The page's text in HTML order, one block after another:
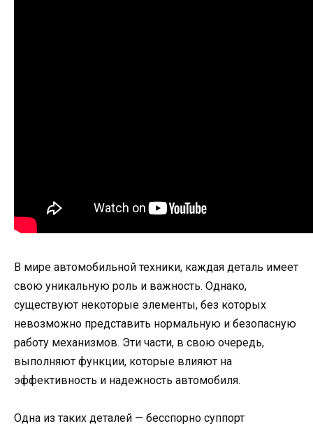
В мире автомобильной техники, каждая деталь имеет
свою уникальную роль и важность. Однако,
существуют некоторые элементы, без которых
невозможно представить нормальную и безопасную
работу механизмов. Эти части, в свою очередь,
выполняют функции, которые влияют на
эффективность и надежность автомобиля.
Одна из таких деталей — бесспорно суппорт